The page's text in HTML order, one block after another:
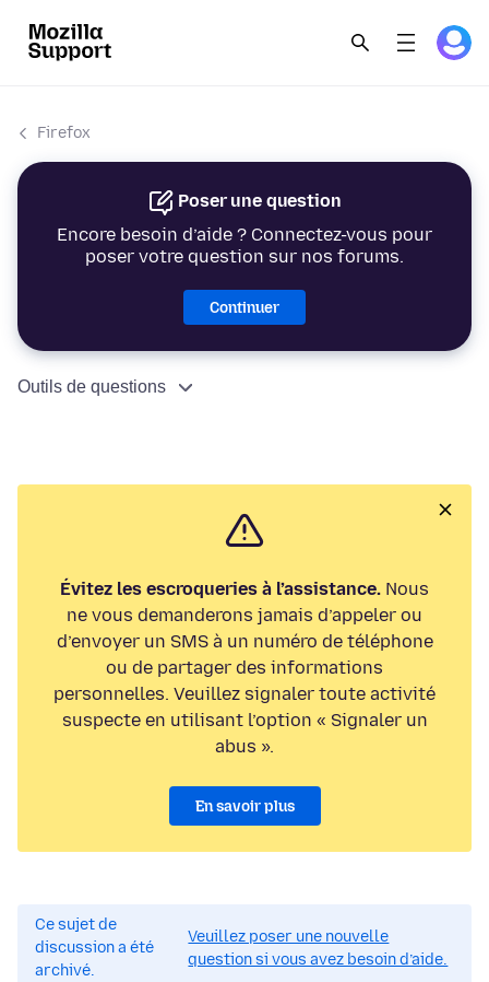
Firefox
Poser une question
Encore besoin d’aide ? Connectez-vous pour
poser votre question sur nos forums.
Continuer
Outils de questions
Évitez les escroqueries à l’assistance. Nous
ne vous demanderons jamais d’appeler ou
d’envoyer un SMS à un numéro de téléphone
ou de partager des informations
personnelles. Veuillez signaler toute activité
suspecte en utilisant l’option « Signaler un
abus ».
En savoir plus
Ce sujet de
discussion a été
archivé.
Veuillez poser une nouvelle
question si vous avez besoin d’aide.